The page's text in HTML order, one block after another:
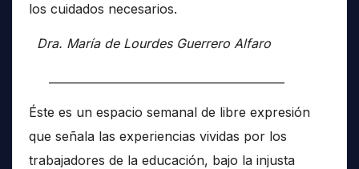
los cuidados necesarios.
Dra. María de Lourdes Guerrero Alfaro
Éste es un espacio semanal de libre expresión
que señala las experiencias vividas por los
trabajadores de la educación, bajo la injusta